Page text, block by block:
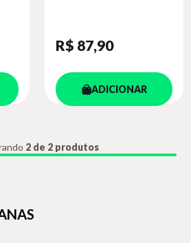
R$ 87,90
ADICIONAR
2 de 2 produtos